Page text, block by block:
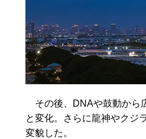
その後、DNAや鼓動から
と変化。さらに龍神やクジ
変貌した。